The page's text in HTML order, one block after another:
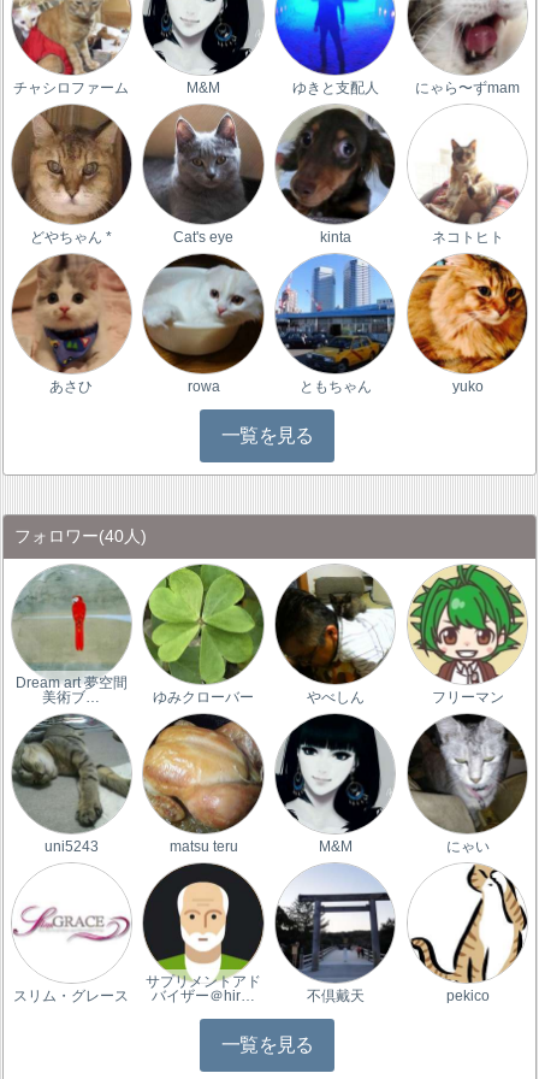
チャシロファーム M&M ゆきと支配人 にゃら〜ずmam
どやちゃん * Cat's eye kinta ネコトヒト
あさひ rowa ともちゃん yuko
一覧を見る
フォロワー(40人)
Dream art 夢空間
美術ブ…
ゆみクローバー やべしん フリーマン
uni5243 matsu teru M&M にゃい
スリム・グレース
サプリメントアド
バイザー＠hir…
不倶戴天 pekico
一覧を見る